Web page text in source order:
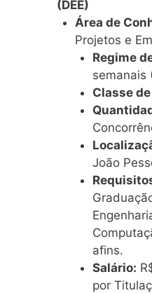
(DEE)
Área de
Projetos e
Regime
semanais
Classe
João
afins.
Salário:
por